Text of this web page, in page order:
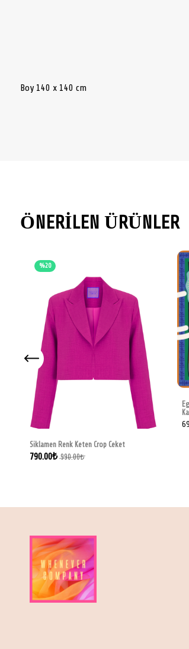
Boy 140 x 140 cm
ÖNERİLEN ÜRÜNLER
%20
Siklamen Renk Keten Crop Ceket
990.00₺
790.00₺